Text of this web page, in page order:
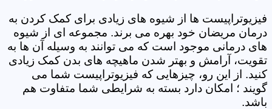
فیزیوتراپیست ها از شیوه های زیادی برای کمک کردن به
درمان مریضان خود بهره می برند. مجموعه ای از شیوه
های درمانی موجود است که می توانند به وسیله آن ها به
تقویت، آرامش و بهتر شدن ماهیچه های بدن کمک زیادی
کنید. از این رو، چیزهایی که فیزیوتراپیست شما می
گویند ؛ امکان دارد بسته به شرایطی شما متفاوت هم
باشد.